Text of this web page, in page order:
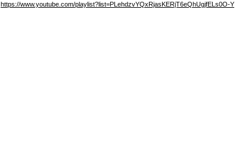
https://www.youtube.com/playlist?list=PLehdzvYQxRjasKERjT6eQhUgjfELs0O-Y